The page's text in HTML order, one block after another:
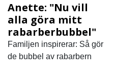
Anette: "Nu vill
alla göra mitt
rabarberbubbel"
Familjen inspirerar: Så gör
de bubbel av rabarbern